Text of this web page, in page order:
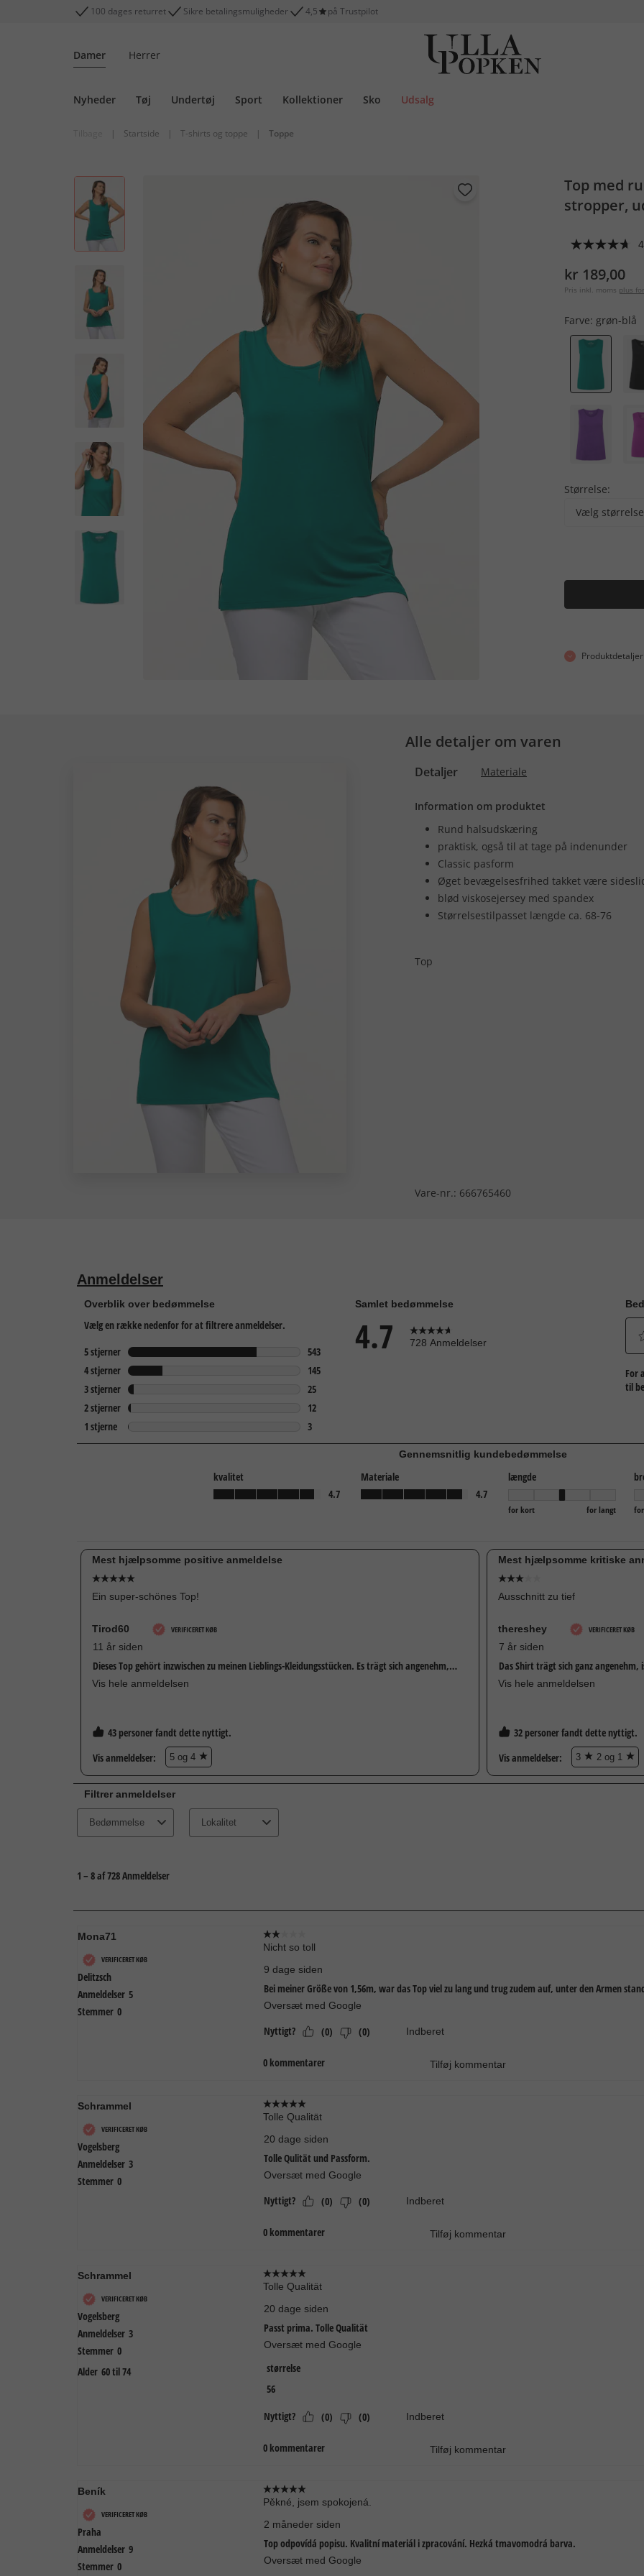
100 dages returret Sikre betalingsmuligheder 4,5 på Trustpilot
Damer Herrer
Nyheder Tøj Undertøj Sport Kollektioner Sko Udsalg
| Startside | T-shirts og toppe | Toppe
Top med
stropper,
kr 189,00
Pris inkl. moms plus
Farve: grøn-blå
Størrelse:
Vælg størrelse
Produktdetaljer
Alle detaljer om varen
Detaljer Materiale
Information om produktet
Rund halsudskæring
praktisk, også til at tage på indenunder
Classic pasform
Øget bevægelsesfrihed takket være
blød viskosejersey med spandex
Størrelsestilpasset længde ca. 68-76
Top
Vare-nr.: 666765460